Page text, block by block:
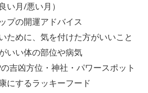
い月/悪い月）
プの開運アドバイス
ために、気を付けた方がいいこと
いい体の部位や病気
吉凶方位・神社・パワースポット
にするラッキーフード